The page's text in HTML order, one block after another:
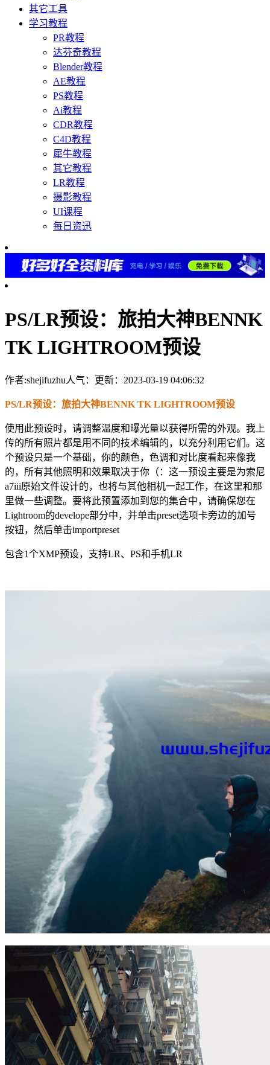
其它工具
学习教程
PR教程
达芬奇教程
Blender教程
AE教程
PS教程
Ai教程
CDR教程
C4D教程
犀牛教程
其它教程
LR教程
摄影教程
UI课程
每日资迅
PS/LR预设：旅拍大神BENNK
TK LIGHTROOM预设
作者:shejifuzhu人气： 更新：2023-03-19 04:06:32
PS/LR预设：旅拍大神BENNK TK LIGHTROOM预设
使用此预设时，请调整温度和曝光量以获得所需的外观。我上
传的所有照片都是用不同的技术编辑的，以充分利用它们。这
个预设只是一个基础，你的颜色，色调和对比度看起来像我
的，所有其他照明和效果取决于你（：这一预设主要是为索尼
a7iii原始文件设计的，也将与其他相机一起工作，在这里和那
里做一些调整。要将此预置添加到您的集合中，请确保您在
Lightroom的develope部分中，并单击preset选项卡旁边的加号
按钮，然后单击importpreset
包含1个XMP预设，支持LR、PS和手机LR